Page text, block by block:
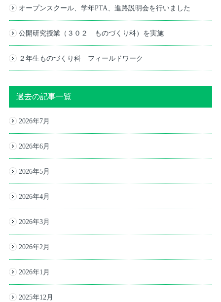
オープンスクール、学年PTA、進路説明会を行いました
公開研究授業（３０２ ものづくり科）を実施
２年生ものづくり科 フィールドワーク
過去の記事一覧
2026年7月
2026年6月
2026年5月
2026年4月
2026年3月
2026年2月
2026年1月
2025年12月